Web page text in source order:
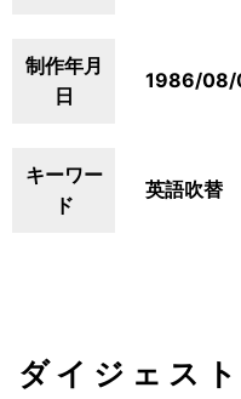
制作年月
日
1986/08/
キーワー
ド
英語吹替
ダイジェス